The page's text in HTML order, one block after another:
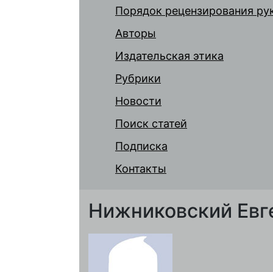
Порядок рецензирования
Авторы
Издательская этика
Рубрики
Новости
Поиск статей
Подписка
Контакты
Нижниковский